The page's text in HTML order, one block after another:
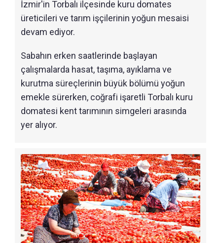
İzmir'in Torbalı ilçesinde kuru domates
üreticileri ve tarım işçilerinin yoğun mesaisi
devam ediyor.
Sabahın erken saatlerinde başlayan
çalışmalarda hasat, taşıma, ayıklama ve
kurutma süreçlerinin büyük bölümü yoğun
emekle sürerken, coğrafi işaretli Torbalı kuru
domatesi kent tarımının simgeleri arasında
yer alıyor.